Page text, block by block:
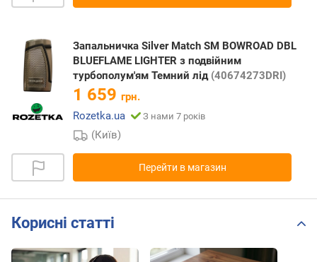
Запальничка Silver Match SM BOWROAD DBL
BLUEFLAME LIGHTER з подвійним
турбополум'ям Темний лід (40674273DRI)
1 659 грн.
Rozetka.ua
З нами 7 років
(Київ)
Перейти в магазин
Корисні статті